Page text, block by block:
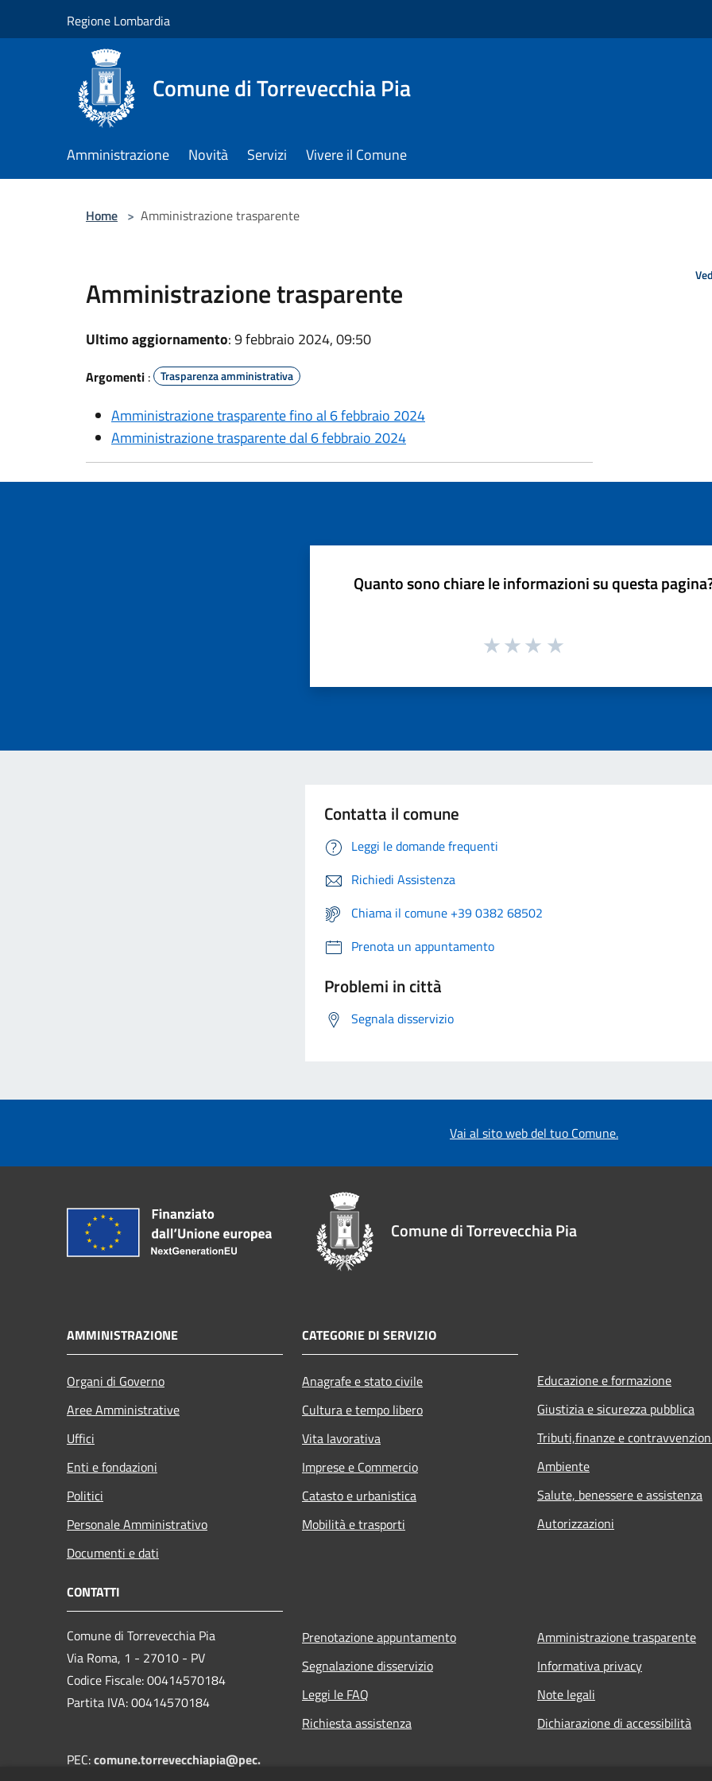
Regione Lombardia
Comune di Torrevecchia Pia
Amministrazione Novità Servizi Vivere il Comune
Home > Amministrazione trasparente
Amministrazione trasparente
Ultimo aggiornamento: 9 febbraio 2024, 09:50
Argomenti : Trasparenza amministrativa
Amministrazione trasparente fino al 6 febbraio 2024
Amministrazione trasparente dal 6 febbraio 2024
Quanto sono chiare le informazioni su questa
Contatta il comune
Leggi le domande frequenti
Richiedi Assistenza
Chiama il comune +39 0382 68502
Prenota un appuntamento
Problemi in città
Segnala disservizio
Vai al sito web del tuo Comune.
Comune di Torrevecchia Pia
AMMINISTRAZIONE
Organi di Governo
Aree Amministrative
Uffici
Enti e fondazioni
Politici
Personale Amministrativo
Documenti e dati
CATEGORIE DI SERVIZIO
Anagrafe e stato civile
Cultura e tempo libero
Vita lavorativa
Imprese e Commercio
Catasto e urbanistica
Mobilità e trasporti
Educazione e formazione
Giustizia e sicurezza pubblica
Tributi,finanze e
Ambiente
Salute, benessere e assistenza
Autorizzazioni
CONTATTI
Comune di Torrevecchia Pia
Via Roma, 1 - 27010 - PV
Codice Fiscale: 00414570184
Partita IVA: 00414570184
PEC:comune.torrevecchiapia@pec.
Prenotazione appuntamento
Segnalazione disservizio
Leggi le FAQ
Richiesta assistenza
Amministrazione trasparente
Informativa privacy
Note legali
Dichiarazione di accessibilità